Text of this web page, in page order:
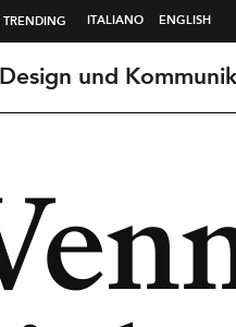
TRENDING ITALIANO ENGLISH
Design und